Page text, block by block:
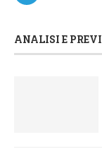
ANALISI E